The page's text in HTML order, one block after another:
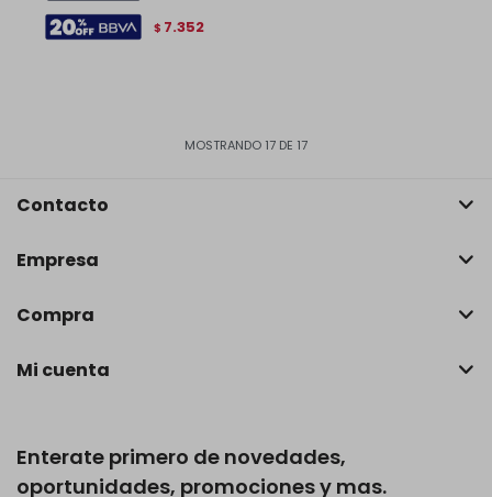
$ 7.352
MOSTRANDO 17 DE 17
Enterate primero de novedades,
oportunidades, promociones y mas.
Contacto
Empresa
Compra
Mi cuenta